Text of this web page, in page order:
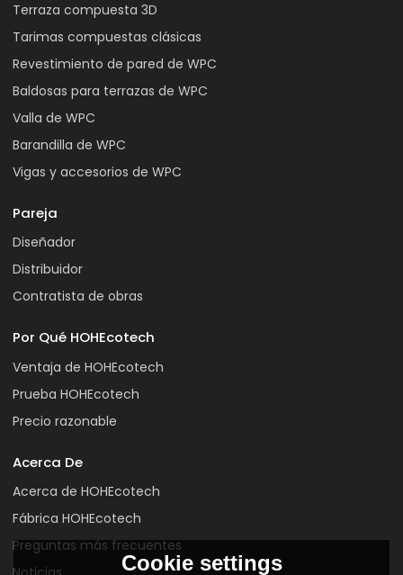
Terraza compuesta 3D
Tarimas compuestas clásicas
Revestimiento de pared de WPC
Baldosas para terrazas de WPC
Valla de WPC
Barandilla de WPC
Vigas y accesorios de WPC
Pareja
Diseñador
Distribuidor
Contratista de obras
Por Qué HOHEcotech
Ventaja de HOHEcotech
Prueba HOHEcotech
Precio razonable
Acerca De
Acerca de HOHEcotech
Fábrica HOHEcotech
Preguntas más frecuentes
Cookie settings